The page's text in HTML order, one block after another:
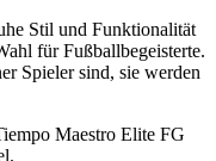
Stil und Funktionalität
für Fußballbegeisterte.
Spieler sind, sie werden
Maestro Elite FG